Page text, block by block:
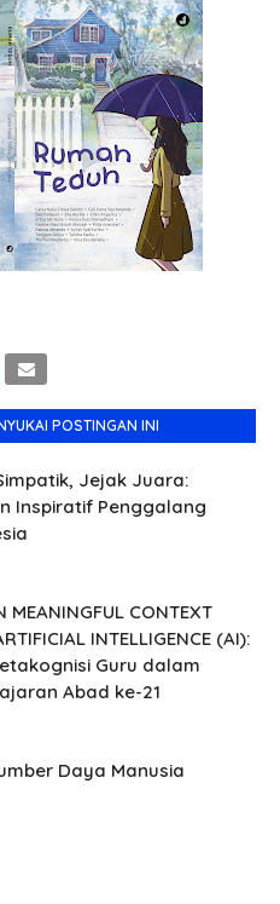
POSTINGAN INI
Jejak Juara:
Inspiratif Penggalang
MEANINGFUL CONTEXT
INTELLIGENCE (AI):
Guru dalam
Abad ke-21
Daya Manusia